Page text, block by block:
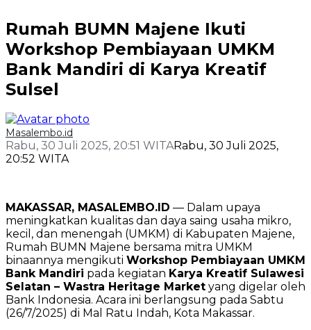
Rumah BUMN Majene Ikuti
Workshop Pembiayaan UMKM
Bank Mandiri di Karya Kreatif
Sulsel
Masalembo.id
Rabu, 30 Juli 2025, 20:51 WITARabu, 30 Juli 2025,
20:52 WITA
MAKASSAR, MASALEMBO.ID — Dalam upaya
meningkatkan kualitas dan daya saing usaha mikro,
kecil, dan menengah (UMKM) di Kabupaten Majene,
Rumah BUMN Majene bersama mitra UMKM
binaannya mengikuti Workshop Pembiayaan UMKM
Bank Mandiri pada kegiatan Karya Kreatif Sulawesi
Selatan – Wastra Heritage Market yang digelar oleh
Bank Indonesia. Acara ini berlangsung pada Sabtu
(26/7/2025) di Mal Ratu Indah, Kota Makassar.